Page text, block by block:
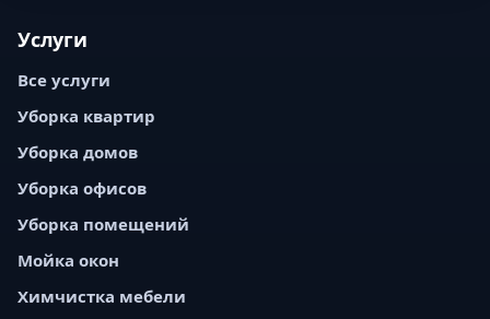
Услуги
Все услуги
Уборка квартир
Уборка домов
Уборка офисов
Уборка помещений
Мойка окон
Химчистка мебели